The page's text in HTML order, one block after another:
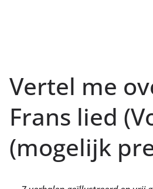
Vertel me
Frans lied
(mogelijk